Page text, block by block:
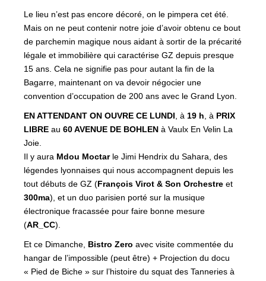
Le lieu n’est pas encore décoré, on le pimpera cet été.
Mais on ne peut contenir notre joie d’avoir obtenu ce bout
de parchemin magique nous aidant à sortir de la précarité
légale et immobilière qui caractérise GZ depuis presque
15 ans. Cela ne signifie pas pour autant la fin de la
Bagarre, maintenant on va devoir négocier une
convention d’occupation de 200 ans avec le Grand Lyon.
EN ATTENDANT ON OUVRE CE LUNDI , à 19 h , à PRIX
LIBRE au 60 AVENUE DE BOHLEN à Vaulx En Velin La
Joie.
Il y aura Mdou Moctarle Jimi Hendrix du Sahara, des
légendes lyonnaises qui nous accompagnent depuis les
tout débuts de GZ (François Virot & Son Orchestre et
300ma), et un duo parisien porté sur la musique
électronique fracassée pour faire bonne mesure
(AR_CC).
Et ce Dimanche, Bistro Zero avec visite commentée du
hangar de l’impossible (peut être) + Projection du docu
« Pied de Biche » sur l’histoire du squat des Tanneries à